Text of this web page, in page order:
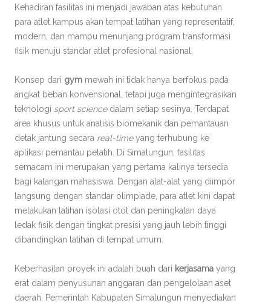
Kehadiran fasilitas ini menjadi jawaban atas kebutuhan
para atlet kampus akan tempat latihan yang representatif,
modern, dan mampu menunjang program transformasi
fisik menuju standar atlet profesional nasional.
Konsep dari gym mewah ini tidak hanya berfokus pada
angkat beban konvensional, tetapi juga mengintegrasikan
teknologi sport sciencedalam setiap sesinya. Terdapat
area khusus untuk analisis biomekanik dan pemantauan
detak jantung secara real-timeyang terhubung ke
aplikasi pemantau pelatih. Di Simalungun, fasilitas
semacam ini merupakan yang pertama kalinya tersedia
bagi kalangan mahasiswa. Dengan alat-alat yang diimpor
langsung dengan standar olimpiade, para atlet kini dapat
melakukan latihan isolasi otot dan peningkatan daya
ledak fisik dengan tingkat presisi yang jauh lebih tinggi
dibandingkan latihan di tempat umum.
Keberhasilan proyek ini adalah buah dari kerjasama yang
erat dalam penyusunan anggaran dan pengelolaan aset
daerah. Pemerintah Kabupaten Simalungun menyediakan